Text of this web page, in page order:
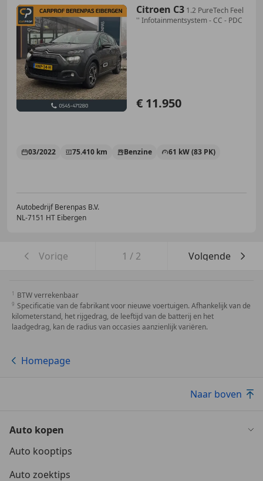
Citroen C3 1.2 PureTech Feel
'' Infotainmentsystem - CC - PDC
€ 11.950
03/2022 75.410 km Benzine 61 kW (83 PK)
Autobedrijf Berenpas B.V.
NL-7151 HT Eibergen
Vorige 1 / 2 Volgende
BTW verrekenbaar
Specificatie van de fabrikant voor nieuwe voertuigen. Afhankelijk van de
kilometerstand, het rijgedrag, de leeftijd van de batterij en het
laadgedrag, kan de radius van occasies aanzienlijk variëren.
Homepage
Naar boven
Auto kopen
Auto kooptips
Auto zoektips